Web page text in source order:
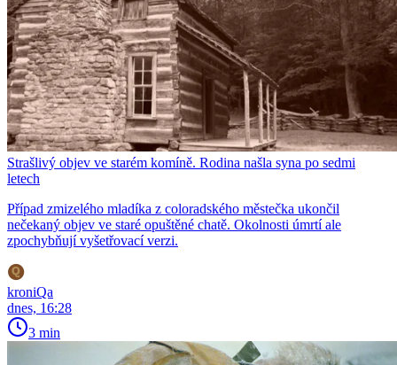
Strašlivý objev ve starém komíně. Rodina našla syna po sedmi
letech
Případ zmizelého mladíka z coloradského městečka ukončil
nečekaný objev ve staré opuštěné chatě. Okolnosti úmrtí ale
zpochybňují vyšetřovací verzi.
kroniQa
dnes, 16:28
3 min